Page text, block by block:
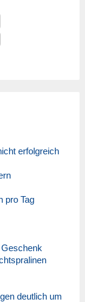
erfolgreich
pro Tag
deutlich um